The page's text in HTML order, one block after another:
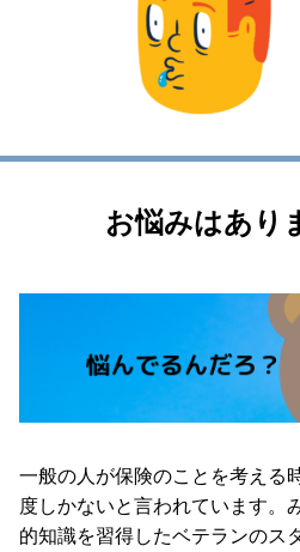
お悩みはあり
一般の人が保険のことを考える
度しかないと言われています。
的知識を習得したベテランのス